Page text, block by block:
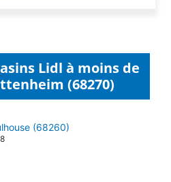
Lidl à moins de
(68270)
(68260)